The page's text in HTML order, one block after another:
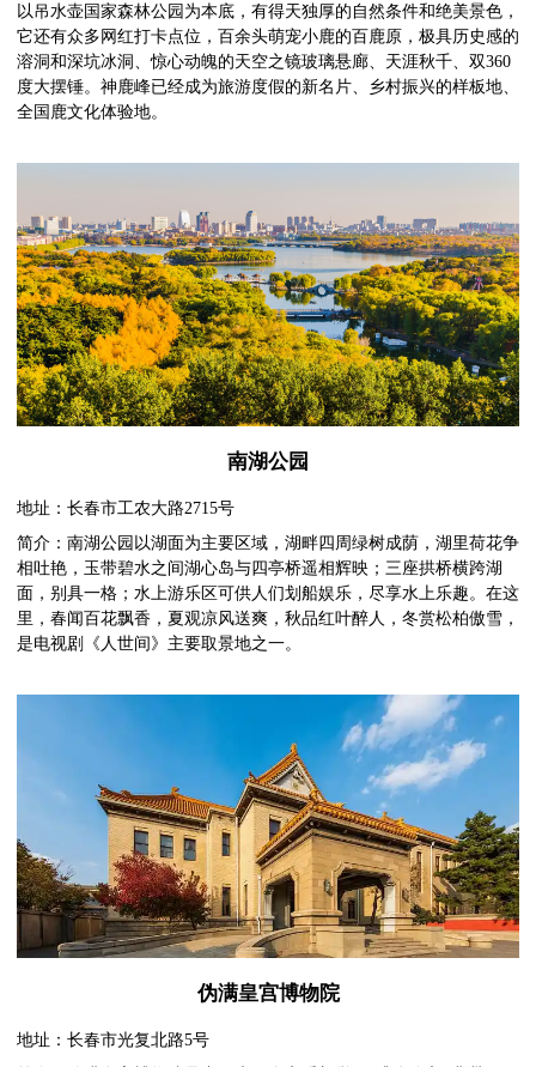
以吊水壶国家森林公园为本底，有得天独厚的自然条件和绝美景色，
它还有众多网红打卡点位，百余头萌宠小鹿的百鹿原，极具历史感的
溶洞和深坑冰洞、惊心动魄的天空之镜玻璃悬廊、天涯秋千、双360
度大摆锤。神鹿峰已经成为旅游度假的新名片、乡村振兴的样板地、
全国鹿文化体验地。
南湖公园
地址：长春市工农大路2715号
简介：南湖公园以湖面为主要区域，湖畔四周绿树成荫，湖里荷花争
相吐艳，玉带碧水之间湖心岛与四亭桥遥相辉映；三座拱桥横跨湖
面，别具一格；水上游乐区可供人们划船娱乐，尽享水上乐趣。在这
里，春闻百花飘香，夏观凉风送爽，秋品红叶醉人，冬赏松柏傲雪，
是电视剧《人世间》主要取景地之一。
伪满皇宫博物院
地址：长春市光复北路5号